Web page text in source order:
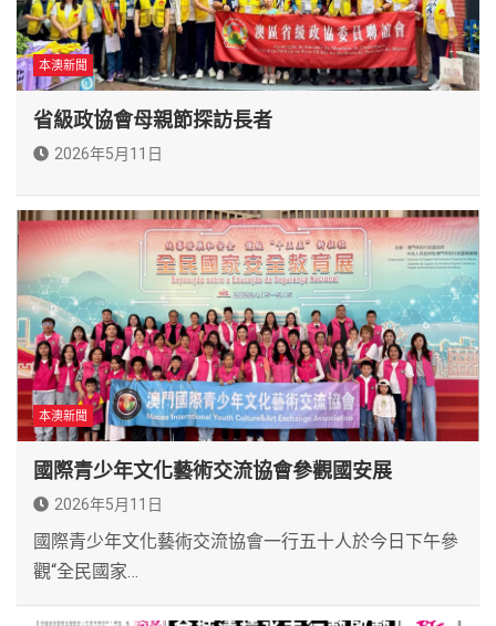
本澳新聞
省級政協會母親節探訪長者
2026年5月11日
本澳新聞
國際青少年文化藝術交流協會參觀國安展
2026年5月11日
國際青少年文化藝術交流協會一行五十人於今日下午參
觀“全民國家…